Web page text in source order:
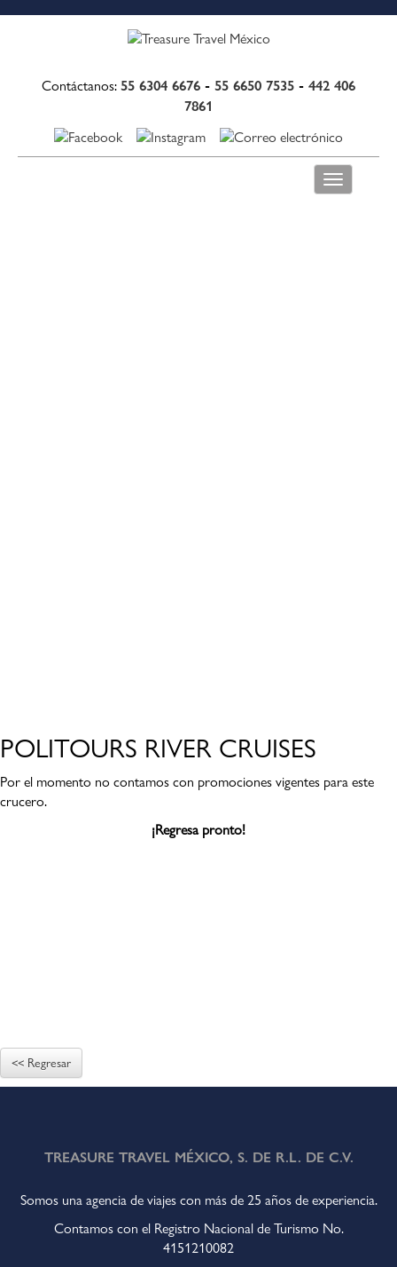
Contáctanos: 55 6304 6676 - 55 6650 7535 - 442 406
7861
Toggle
navigation
POLITOURS RIVER CRUISES
Por el momento no contamos con promociones vigentes para este
crucero.
¡Regresa pronto!
<< Regresar
TREASURE TRAVEL MÉXICO, S. DE R.L. DE C.V.
Somos una agencia de viajes con más de 25 años de experiencia.
Contamos con el Registro Nacional de Turismo No.
4151210082